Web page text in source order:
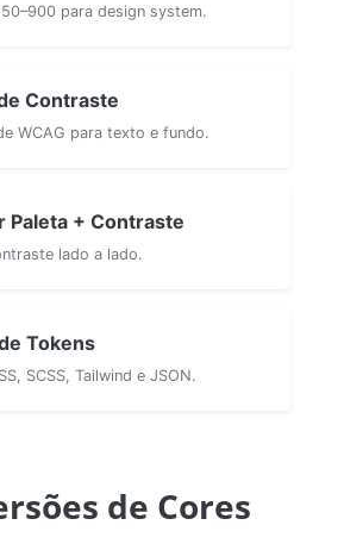
para design system.
Contraste
WCAG para texto e fundo.
Paleta + Contraste
lado a lado.
Tokens
SCSS, Tailwind e JSON.
de Cores